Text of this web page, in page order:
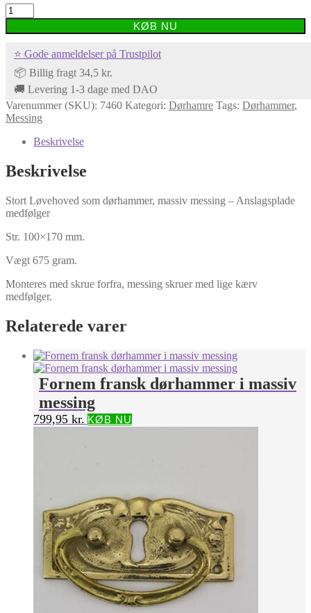
Stort
flot
løvehovede
dørhammer
antal
KØB NU
⭐ Gode anmeldelser på Trustpilot
📦 Billig fragt 34,5 kr.
🚚 Levering 1-3 dage med DAO
Varenummer (SKU): 7460 Kategori: Dørhamre Tags: Dørhammer,
Messing
Beskrivelse
Beskrivelse
Stort Løvehoved som dørhammer, massiv messing – Anslagsplade
medfølger
Str. 100×170 mm.
Vægt 675 gram.
Monteres med skrue forfra, messing skruer med lige kærv
medfølger.
Relaterede varer
Fornem fransk dørhammer i massiv
messing
799,95 kr. KØB NU